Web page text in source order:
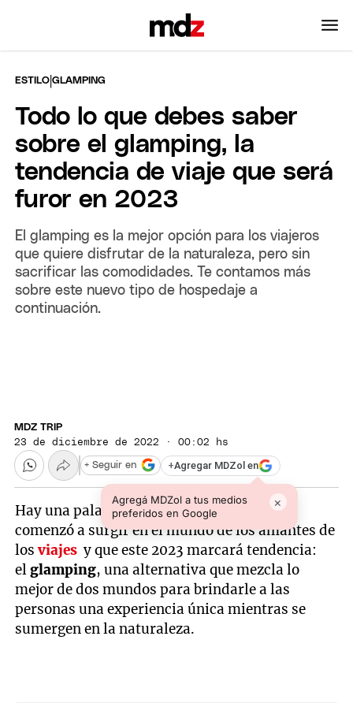
ESTILO |GLAMPING
Todo lo que debes saber
sobre el glamping, la
tendencia de viaje que será
furor en 2023
El glamping es la mejor opción para los viajeros
que quiere disfrutar de la naturaleza, pero sin
sacrificar las comodidades. Te contamos más
sobre este nuevo tipo de hospedaje a
continuación.
MDZ TRIP
23 de diciembre de 2022 · 00:02 hs
+Agregar MDZol en
Agregá MDZol a tus medios
preferidos en Google
×
+ Seguir en
Hay una palabra que desde hace unos años
comenzó a surgir en el mundo de los amantes de
losviajes y que este 2023 marcará tendencia:
elglamping, una alternativa que mezcla lo
mejor de dos mundos para brindarle a las
personas una experiencia única mientras se
sumergen en la naturaleza.